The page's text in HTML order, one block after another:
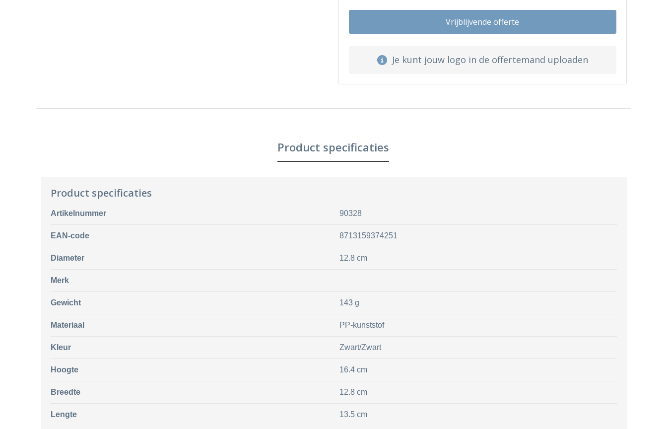
Vrijblijvende offerte
Je kunt jouw logo in de offertemand uploaden
Product specificaties
Product specificaties
Artikelnummer 90328
EAN-code 8713159374251
Diameter 12.8 cm
Merk
Gewicht 143 g
Materiaal PP-kunststof
Kleur Zwart/Zwart
Hoogte 16.4 cm
Breedte 12.8 cm
Lengte 13.5 cm